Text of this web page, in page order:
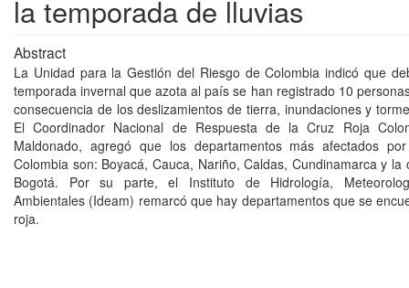
la temporada de lluvias
Abstract
La Unidad para la Gestión del Riesgo de Colombia indicó que
temporada invernal que azota al país se han registrado 10
consecuencia de los deslizamientos de tierra, inundaciones y
El Coordinador Nacional de Respuesta de la Cruz Roja
Maldonado, agregó que los departamentos más afectados
Colombia son: Boyacá, Cauca, Nariño, Caldas, Cundinamarca y la
Bogotá. Por su parte, el Instituto de Hidrología,
Ambientales (Ideam) remarcó que hay departamentos que se
roja.